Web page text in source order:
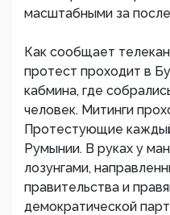
масштабными за
Как сообщает
протест проходит в
кабмина, где
человек. Митинги
Протестующие
Румынии. В руках у
лозунгами,
правительства и
демократической